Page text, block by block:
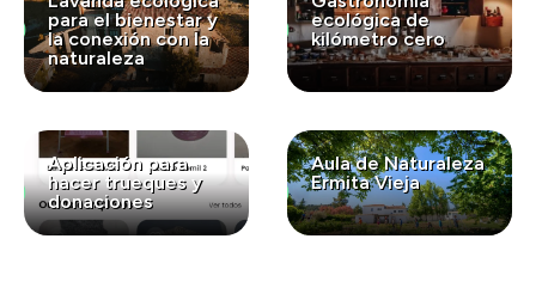
para el bienestar y
la conexión con la
naturaleza
ecológica de
kilómetro cero
Aplicación para
hacer trueques y
donaciones
Aula de Naturaleza
Ermita Vieja